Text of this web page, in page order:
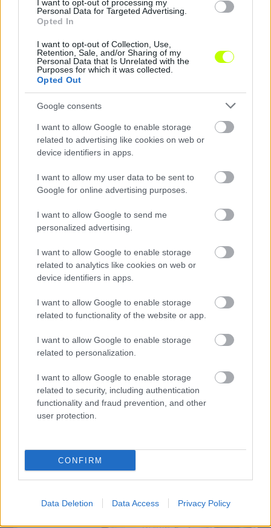
I want to opt-out of processing my
Personal Data for Targeted Advertising.
Opted In
I want to opt-out of Collection, Use,
Retention, Sale, and/or Sharing of my
Personal Data that Is Unrelated with the
Purposes for which it was collected.
Opted Out
Google consents
I want to allow Google to enable storage
related to advertising like cookies on web or
device identifiers in apps.
I want to allow my user data to be sent to
Google for online advertising purposes.
I want to allow Google to send me
personalized advertising.
I want to allow Google to enable storage
related to analytics like cookies on web or
device identifiers in apps.
I want to allow Google to enable storage
related to functionality of the website or app.
I want to allow Google to enable storage
related to personalization.
I want to allow Google to enable storage
related to security, including authentication
functionality and fraud prevention, and other
user protection.
CONFIRM
Data Deletion Data Access Privacy Policy
Különleges történet húzódik a Fradi Real Madridnak
lőtt gólja mögött
A Fradi gólszerzőjének neve nagyon is ismerős lehet Madridban és
pont az szerezte, akit a Real szurkolói a legkevésbé szerettek volna a
múlt miatt.
Ketten is távozhatnak a Fraditól – egy magyar játékos
is búcsúzhat
hamarosan újabb játékos távozására kerülhet sor.
2026.08.09.